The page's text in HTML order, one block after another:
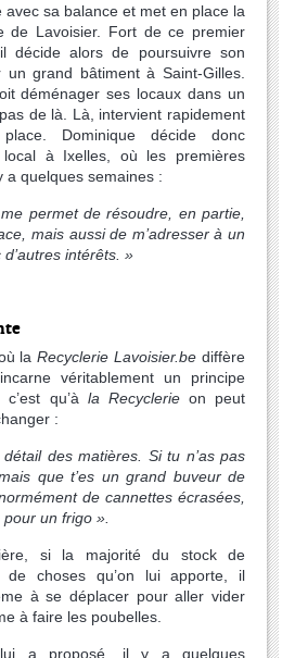
avec sa balance et met en place la
de Lavoisier. Fort de ce premier
décide alors de poursuivre son
grand bâtiment à Saint-Gilles.
déménager ses locaux dans un
de là. Là, intervient rapidement
Dominique décide donc
local à Ixelles, où les premières
a quelques semaines :
permet de résoudre, en partie,
mais aussi de m’adresser à un
intérêts. »
laRecyclerie Lavoisier.be diffère
véritablement un principe
qu’à la Recyclerieon peut
:
des matières. Si tu n’as pas
que t’es un grand buveur de
de cannettes écrasées,
un frigo ».
si la majorité du stock de
de choses qu’on lui apporte, il
à se déplacer pour aller vider
à faire les poubelles.
a proposé, il y a quelques